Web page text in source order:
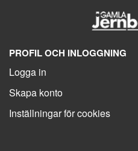
PROFIL OCH INLOGGNING
Logga in
Skapa konto
Inställningar för cookies